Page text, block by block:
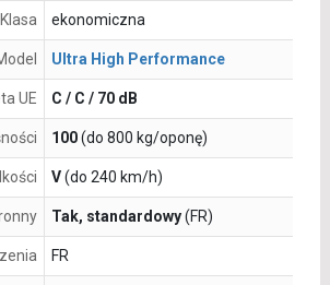
Klasa ekonomiczna
Ultra High Performance
UE C / C / 70 dB
100(do 800 kg/oponę)
V(do 240 km/h)
Tak, standardowy(FR)
FR